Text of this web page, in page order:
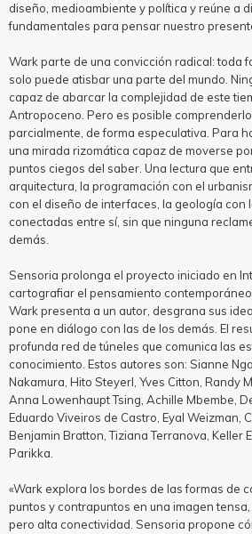
diseño, medioambiente y política y reúne a
fundamentales para pensar nuestro
Wark parte de una convicción radical: toda
solo puede atisbar una parte del mundo.
capaz de abarcar la complejidad de este
Antropoceno. Pero es posible comprenderlo
parcialmente, de forma especulativa. Para
una mirada rizomática capaz de moverse
puntos ciegos del saber. Una lectura que
arquitectura, la programación con el
con el diseño de interfaces, la geología con
conectadas entre sí, sin que ninguna
demás.
Sensoria prolonga el proyecto iniciado en
cartografiar el pensamiento
Wark presenta a un autor, desgrana sus
pone en diálogo con las de los demás. El
profunda red de túneles que comunica las
conocimiento. Estos autores son: Sianne
Nakamura, Hito Steyerl, Yves Citton, Randy
Anna Lowenhaupt Tsing, Achille Mbembe,
Eduardo Viveiros de Castro, Eyal Weizman,
Benjamin Bratton, Tiziana Terranova, Keller
Parikka.
«Wark explora los bordes de las formas de
puntos y contrapuntos en una imagen
pero alta conectividad. Sensoria propone